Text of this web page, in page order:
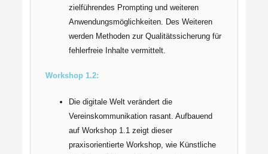
zielführendes Prompting und weiteren
Anwendungsmöglichkeiten. Des Weiteren
werden Methoden zur Qualitätssicherung für
fehlerfreie Inhalte vermittelt.
Workshop 1.2:
Die digitale Welt verändert die
Vereinskommunikation rasant. Aufbauend
auf Workshop 1.1 zeigt dieser
praxisorientierte Workshop, wie Künstliche